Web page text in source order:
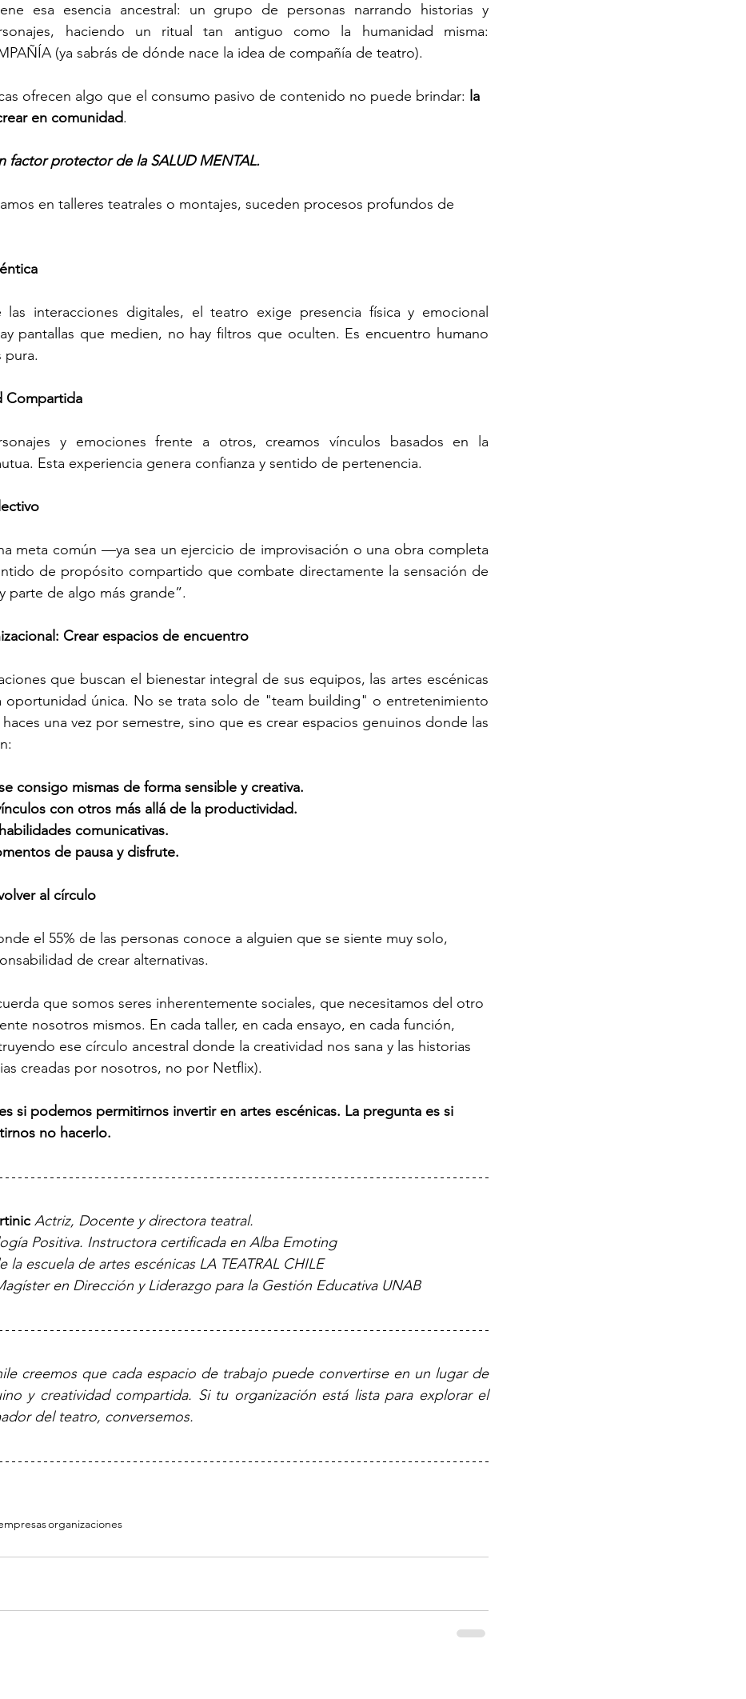
esa esencia ancestral: un grupo de personas narrando historias y
haciendo un ritual tan antiguo como la humanidad misma:
(ya sabrás de dónde nace la idea de compañía de teatro).
ofrecen algo que el consumo pasivo de contenido no puede brindar: la
en comunidad.
factor protector de la SALUD MENTAL.
en talleres teatrales o montajes, suceden procesos profundos de
interacciones digitales, el teatro exige presencia física y emocional
pantallas que medien, no hay filtros que oculten. Es encuentro humano
pura.
Compartida
y emociones frente a otros, creamos vínculos basados en la
Esta experiencia genera confianza y sentido de pertenencia.
meta común —ya sea un ejercicio de improvisación o una obra completa
de propósito compartido que combate directamente la sensación de
parte de algo más grande”.
Crear espacios de encuentro
que buscan el bienestar integral de sus equipos, las artes escénicas
oportunidad única. No se trata solo de "team building" o entretenimiento
una vez por semestre, sino que es crear espacios genuinos donde las
consigo mismas de forma sensible y creativa.
con otros más allá de la productividad.
comunicativas.
de pausa y disfrute.
al círculo
el 55% de las personas conoce a alguien que se siente muy solo,
de crear alternativas.
que somos seres inherentemente sociales, que necesitamos del otro
nosotros mismos. En cada taller, en cada ensayo, en cada función,
ese círculo ancestral donde la creatividad nos sana y las historias
creadas por nosotros, no por Netflix).
si podemos permitirnos invertir en artes escénicas. La pregunta es si
no hacerlo.
Actriz, Docente y directora teatral.
Positiva. Instructora certificada en Alba Emoting
la escuela de artes escénicas LA TEATRAL CHILE
en Dirección y Liderazgo para la Gestión Educativa UNAB
creemos que cada espacio de trabajo puede convertirse en un lugar de
y creatividad compartida. Si tu organización está lista para explorar el
del teatro, conversemos.
organizaciones